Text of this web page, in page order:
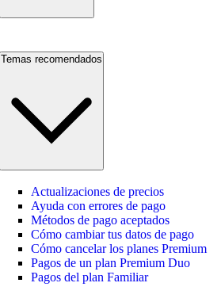
Temas recomendados
Actualizaciones de precios
Ayuda con errores de pago
Métodos de pago aceptados
Cómo cambiar tus datos de pago
Cómo cancelar los planes Premium
Pagos de un plan Premium Duo
Pagos del plan Familiar